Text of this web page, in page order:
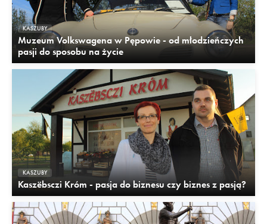
KASZUBY
Muzeum Volkswagena w Pępowie - od młodzieńczych
pasji do sposobu na życie
KASZUBY
Kaszëbsczi Króm - pasja do biznesu czy biznes z pasją?